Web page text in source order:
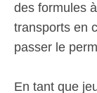
des formules
transports en
passer le
En tant que